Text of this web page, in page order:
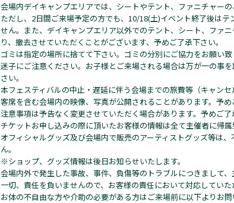
会場内デイキャンプエリアでは、シートやテント、ファニチャーの
ただし、2日間ご来場予定の方でも、10/18(土)イベント終了後は
せん。また、デイキャンプエリア以外でのテント、シート、ファ
り、撤去させていただくことがございます、予めご了承下さい。
ゴミは指定の場所に捨てて下さい。ゴミの分別にご協力をお願い致
迷子にご注意ください。お子様とご来場される場合は万が一の事
さい。
本フェスティバルの中止・遅延に伴う会場までの旅費等（キャンセ
客席を含む会場内の映像、写真が公開されることがあります。予め
注意事項は予告なく変更させていただく場合があります。予めご了
チケットお申し込みの際に頂いたお客様の情報は全て主催者に帰属
オフィシャルグッズ及び会場内で販売のアーティストグッズ等は
ん。
※ショップ、グッズ情報は後日お知らせいたします。
会場内外で発生した事故、事件、負傷等のトラブルにつきまして
一切、責任を負いませんので、お客様の責任において対応していた
お体の不自由な方や介助の必要がある方はご来場前に以下よりお問